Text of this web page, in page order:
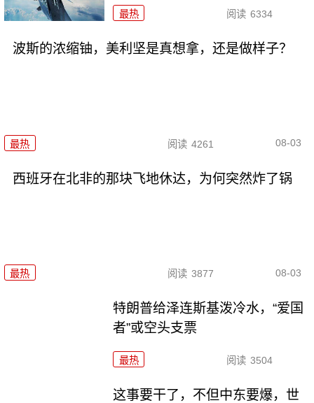
最热 阅读 6334
波斯的浓缩铀，美利坚是真想拿，还是做样子？
最热 阅读 4261 08-03
西班牙在北非的那块飞地休达，为何突然炸了锅
最热 阅读 3877 08-03
特朗普给泽连斯基泼冷水，“爱国
者”或空头支票
最热 阅读 3504
这事要干了，不但中东要爆，世